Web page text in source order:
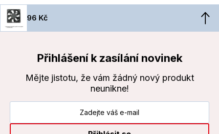
96 Kč
Přihlášení k zasílání novinek
Mějte jistotu, že vám žádný nový produkt
neunikne!